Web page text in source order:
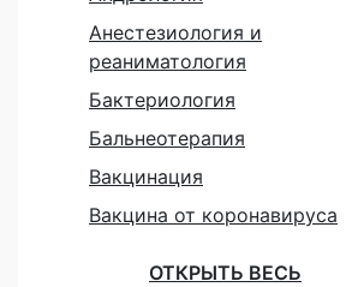
Анестезиология и
реаниматология
Бактериология
Бальнеотерапия
Вакцинация
Вакцина от коронавируса
ОТКРЫТЬ ВЕСЬ